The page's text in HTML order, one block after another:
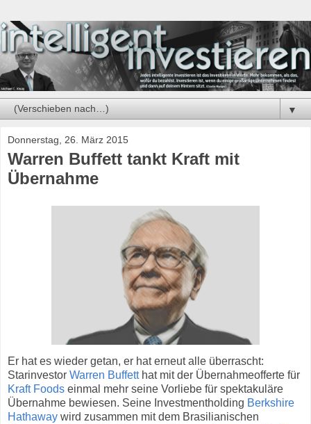
▼
Donnerstag, 26. März 2015
Warren Buffett tankt Kraft mit
Übernahme
Er hat es wieder getan, er hat erneut alle überrascht:
Starinvestor Warren Buffetthat mit der Übernahmeofferte für
Kraft Foods einmal mehr seine Vorliebe für spektakuläre
Übernahme bewiesen. Seine Investmentholding Berkshire
Hathaway wird zusammen mit dem Brasilianischen